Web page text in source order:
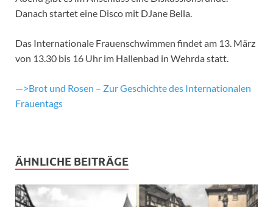
Danach startet eine Disco mit DJane Bella.
Das Internationale Frauenschwimmen findet am 13. März
von 13.30 bis 16 Uhr im Hallenbad in Wehrda statt.
—>Brot und Rosen – Zur Geschichte des Internationalen
Frauentags
ÄHNLICHE BEITRÄGE